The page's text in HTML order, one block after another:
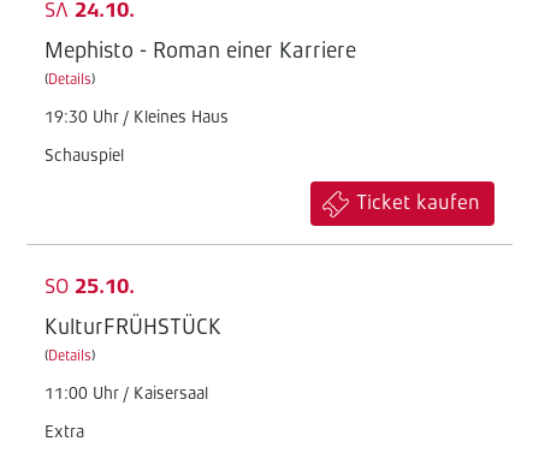
SA 24.10.
Mephisto - Roman einer Karriere
(Details)
19:30 Uhr / Kleines Haus
Schauspiel
Ticket kaufen
SO 25.10.
KulturFRÜHSTÜCK
(Details)
11:00 Uhr / Kaisersaal
Extra